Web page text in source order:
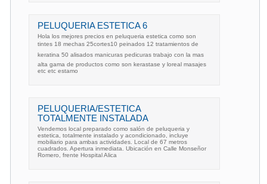
PELUQUERIA ESTETICA 6
Hola los mejores precios en peluqueria estetica como son
tintes 18 mechas 25cortes10 peinados 12 tratamientos de
keratina 50 alisados manicuras pedicuras trabajo con la mas
alta gama de productos como son kerastase y loreal masajes
etc etc estamo
PELUQUERIA/ESTETICA
TOTALMENTE INSTALADA
Vendemos local preparado como salón de peluqueria y
estetica, totalmente instalado y acondicionado, incluye
mobiliario para ambas actividades. Local de 67 metros
cuadrados. Apertura inmediata. Ubicación en Calle Monseñor
Romero, frente Hospital Alica